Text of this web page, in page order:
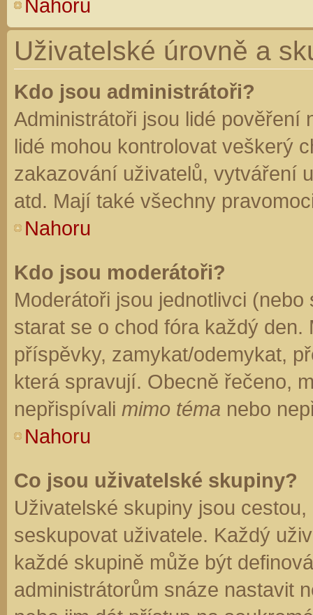
Nahoru
Uživatelské úrovně a
Kdo jsou administrátoři?
Administrátoři jsou lidé pověření
lidé mohou kontrolovat veškerý
zakazování uživatelů, vytváření
atd. Mají také všechny
Nahoru
Kdo jsou moderátoři?
Moderátoři jsou jednotlivci
starat se o chod fóra každý
příspěvky, zamykat/odemykat,
která spravují. Obecně řečeno,
nepřispívali mimo téma nebo
Nahoru
Co jsou uživatelské skupiny?
Uživatelské skupiny jsou
seskupovat uživatele. Každý
každé skupině může být
administrátorům snáze nastavit